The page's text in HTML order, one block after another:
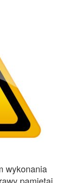
wykonania
pamiętaj,